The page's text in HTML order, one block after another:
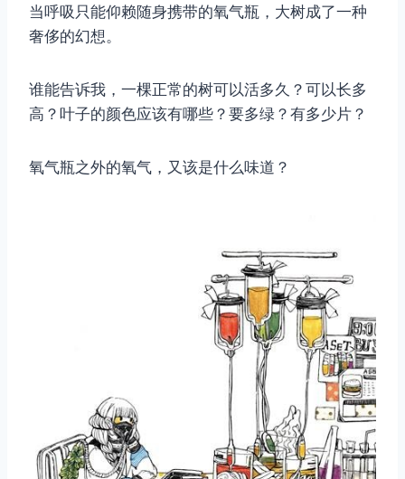
当呼吸只能仰赖随身携带的氧气瓶，大树成了一种
奢侈的幻想。
谁能告诉我，一棵正常的树可以活多久？可以长多
高？叶子的颜色应该有哪些？要多绿？有多少片？
氧气瓶之外的氧气，又该是什么味道？